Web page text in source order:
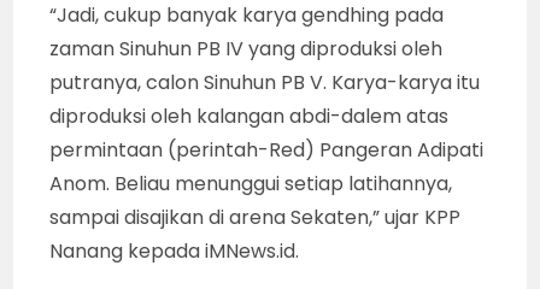
“Jadi, cukup banyak karya gendhing pada
zaman Sinuhun PB IV yang diproduksi oleh
putranya, calon Sinuhun PB V. Karya-karya itu
diproduksi oleh kalangan abdi-dalem atas
permintaan (perintah-Red) Pangeran Adipati
Anom. Beliau menunggui setiap latihannya,
sampai disajikan di arena Sekaten,” ujar KPP
Nanang kepada iMNews.id.